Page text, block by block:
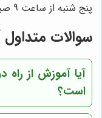
پنج شنبه از ساعت 9 صبح تا 12 ظهر
سوالات متداول
آیا آموزش از
است؟